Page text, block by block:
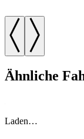
Ähnliche
Laden…